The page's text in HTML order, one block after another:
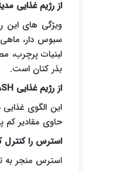
از رژیم غذایی
ویژگی های این
لبنیات پرچرب،
بذر کتان است.
از رژیم غذایی DASH پیروی کنید
این الگوی
حاوی مقادیر کم
استرس را کنترل
استرس منجر به